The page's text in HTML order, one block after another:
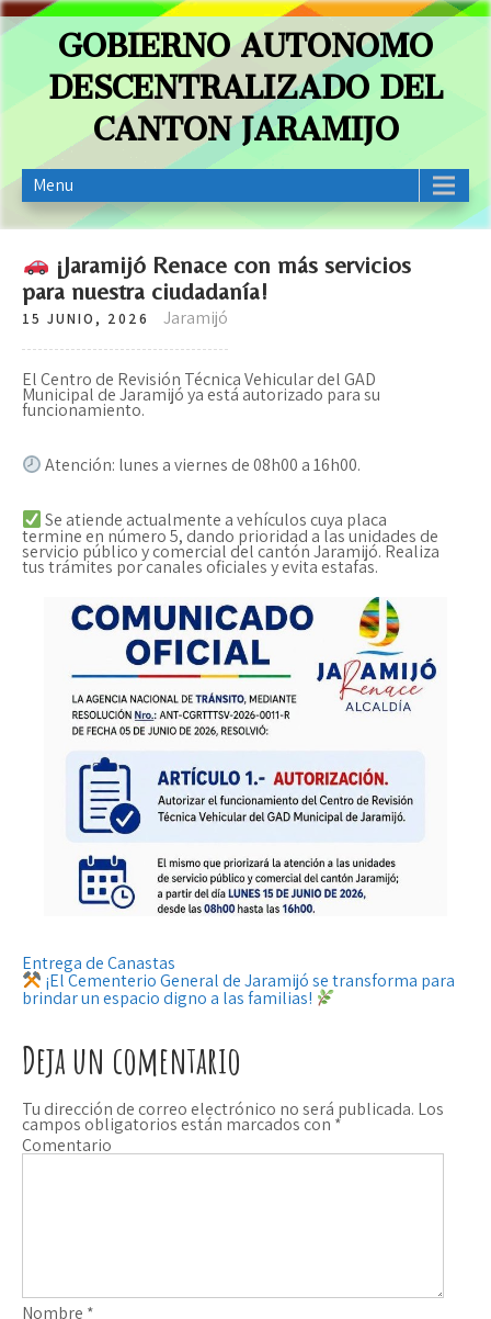
GOBIERNO AUTONOMO
DESCENTRALIZADO DEL
CANTON JARAMIJO
Menu
¡Jaramijó Renace con más servicios
para nuestra ciudadanía!
15 JUNIO, 2026 Jaramijó
El Centro de Revisión Técnica Vehicular del GAD
Municipal de Jaramijó ya está autorizado para su
funcionamiento.
Atención: lunes a viernes de 08h00 a 16h00.
Se atiende actualmente a vehículos cuya placa
termine en número 5, dando prioridad a las unidades de
servicio público y comercial del cantón Jaramijó. Realiza
tus trámites por canales oficiales y evita estafas.
N
a
v
e
g
ó
Entrega de Canastas
¡El Cementerio General de Jaramijó se transforma para
brindar un espacio digno a las familias!
Deja un comentario
Tu dirección de correo electrónico no será publicada. Los
campos obligatorios están marcados con *
Comentario
Nombre *